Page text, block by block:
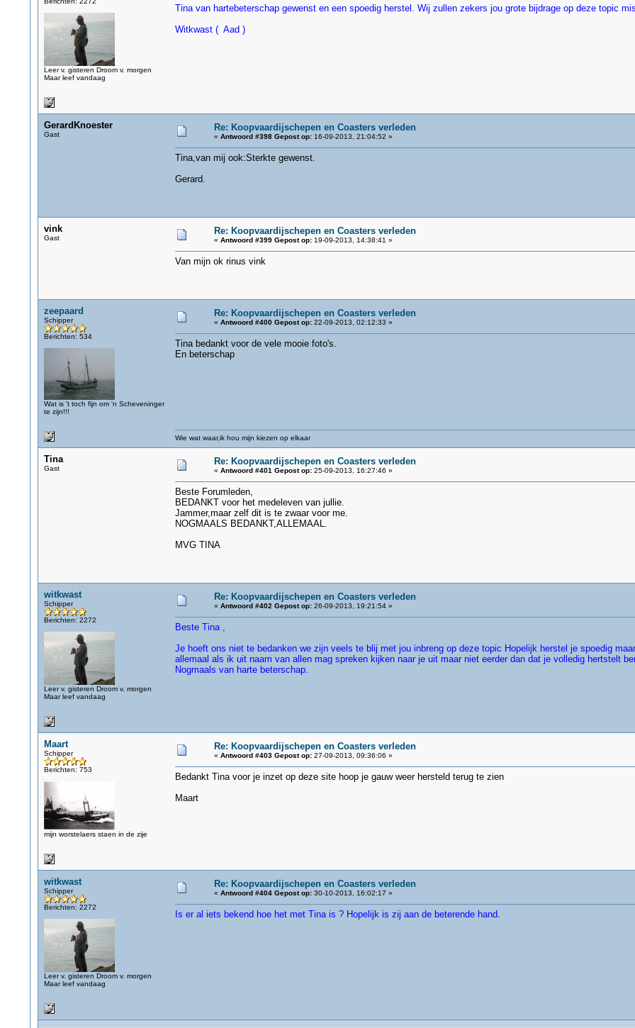
Leer v. gisteren Droom v. morgen
Maar leef vandaag
Tina van hartebeterschap gewenst en een spoedig herstel. Wij zullen zekers jou grote bijdrage op deze topic
Witkwast ( Aad )
GerardKnoester
Gast
Re: Koopvaardijschepen en Coasters verleden
« Antwoord #398 Gepost op:16-09-2013, 21:04:52 »
Tina,van mij ook:Sterkte gewenst.
Gerard.
vink
Gast
Re: Koopvaardijschepen en Coasters verleden
« Antwoord #399 Gepost op:19-09-2013, 14:38:41 »
Van mijn ok rinus vink
zeepaard
Schipper
Berichten: 534
Wat is 't toch fijn om 'n Scheveninger
te zijn!!!
Re: Koopvaardijschepen en Coasters verleden
« Antwoord #400 Gepost op:22-09-2013, 02:12:33 »
Tina bedankt voor de vele mooie foto's.
En beterschap
Wie wat waar,ik hou mijn kiezen op elkaar
Tina
Gast
Re: Koopvaardijschepen en Coasters verleden
« Antwoord #401 Gepost op:25-09-2013, 16:27:46 »
Beste Forumleden,
BEDANKT voor het medeleven van jullie.
Jammer,maar zelf dit is te zwaar voor me.
NOGMAALS BEDANKT,ALLEMAAL.
MVG TINA
witkwast
Schipper
Berichten: 2272
Leer v. gisteren Droom v. morgen
Maar leef vandaag
Re: Koopvaardijschepen en Coasters verleden
« Antwoord #402 Gepost op:26-09-2013, 19:21:54 »
Beste Tina ,
Je hoeft ons niet te bedanken we zijn veels te blij met jou inbreng op deze topic Hopelijk herstel je spoedig
allemaal als ik uit naam van allen mag spreken kijken naar je uit maar niet eerder dan dat je volledig hertstelt
Nogmaals van harte beterschap.
Maart
Schipper
Berichten: 753
mijn worstelaers staen in de zije
Re: Koopvaardijschepen en Coasters verleden
« Antwoord #403 Gepost op:27-09-2013, 09:36:06 »
Bedankt Tina voor je inzet op deze site hoop je gauw weer hersteld terug te zien
Maart
witkwast
Schipper
Berichten: 2272
Leer v. gisteren Droom v. morgen
Maar leef vandaag
Re: Koopvaardijschepen en Coasters verleden
« Antwoord #404 Gepost op:30-10-2013, 16:02:17 »
Is er al iets bekend hoe het met Tina is ? Hopelijk is zij aan de beterende hand.